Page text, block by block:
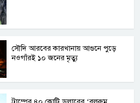
সৌদি আরবের কারখানায় আগুনে পুড়ে
নওগাঁরই ১০ জনের মৃত্যু